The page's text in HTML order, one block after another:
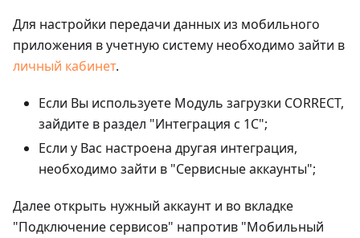
Для настройки передачи данных из мобильного
приложения в учетную систему необходимо зайти в
личный кабинет.
Если Вы используете Модуль загрузки CORRECT,
зайдите в раздел "Интеграция с 1С";
Если у Вас настроена другая интеграция,
необходимо зайти в "Сервисные аккаунты";
Далее открыть нужный аккаунт и во вкладке
"Подключение сервисов" напротив "Мобильный